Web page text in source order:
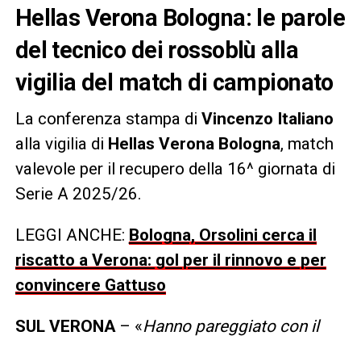
Hellas Verona Bologna: le parole
del tecnico dei rossoblù alla
vigilia del match di campionato
La conferenza stampa di Vincenzo Italiano
alla vigilia di Hellas Verona Bologna, match
valevole per il recupero della 16^ giornata di
Serie A 2025/26.
LEGGI ANCHE: Bologna, Orsolini cerca il
riscatto a Verona: gol per il rinnovo e per
convincere Gattuso
SUL VERONA– «Hanno pareggiato con il